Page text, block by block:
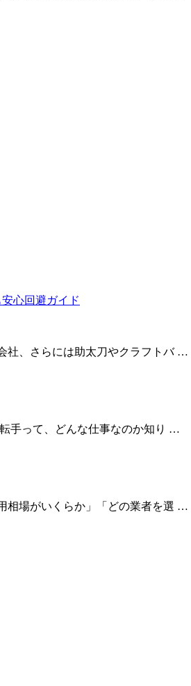
社、さらには助太刀やクラフトバ …
手って、どんな仕事なのか知り …
相場がいくらか」「どの業者を選 …